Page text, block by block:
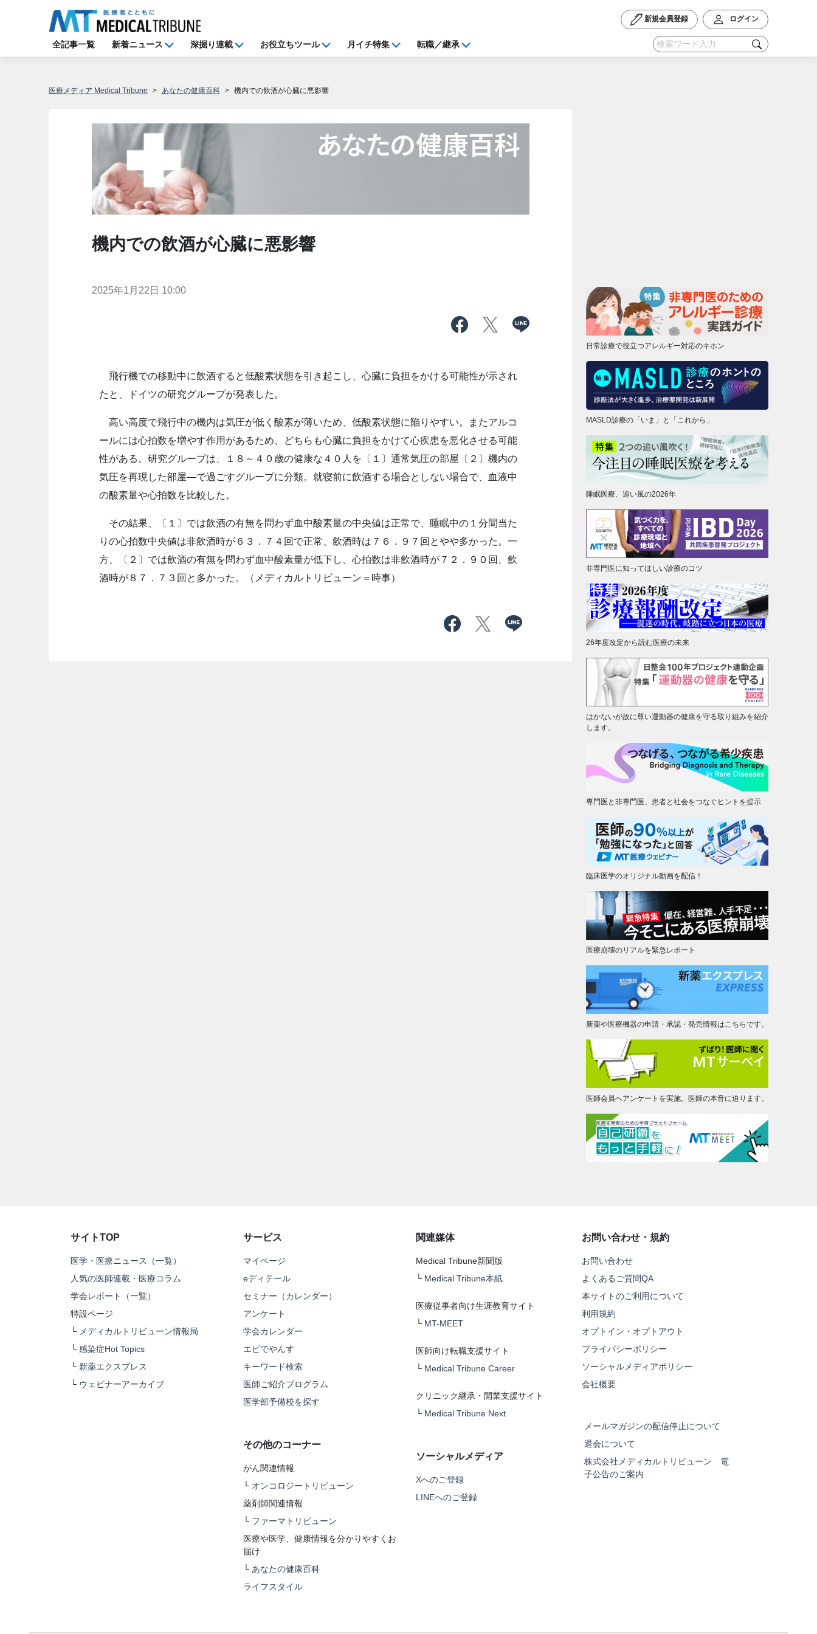
新規会員登録 ログイン
全記事一覧 新着ニュース 深掘り連載 お役立ちツール 月イチ特集 転職／継承
医療メディア Medical Tribune あなたの健康百科 機内での飲酒が心臓に悪影響
機内での飲酒が心臓に悪影響
2025年1月22日 10:00
飛行機での移動中に飲酒すると低酸素状態を引き起こし、心臓に負担をかける可能性が示され
たと、ドイツの研究グループが発表した。
高い高度で飛行中の機内は気圧が低く酸素が薄いため、低酸素状態に陥りやすい。またアルコ
ールには心拍数を増やす作用があるため、どちらも心臓に負担をかけて心疾患を悪化させる可能
性がある。研究グループは、１８～４０歳の健康な４０人を〔１〕通常気圧の部屋〔２〕機内の
気圧を再現した部屋―で過ごすグループに分類。就寝前に飲酒する場合としない場合で、血液中
の酸素量や心拍数を比較した。
その結果、〔１〕では飲酒の有無を問わず血中酸素量の中央値は正常で、睡眠中の１分間当た
りの心拍数中央値は非飲酒時が６３．７４回で正常、飲酒時は７６．９７回とやや多かった。一
方、〔２〕では飲酒の有無を問わず血中酸素量が低下し、心拍数は非飲酒時が７２．９０回、飲
酒時が８７．７３回と多かった。（メディカルトリビューン＝時事）
日常診療で役立つアレルギー対応のキホン
MASLD診療の「いま」と「これから」
睡眠医療、追い風の2026年
非専門医に知ってほしい診療のコツ
26年度改定から読む医療の未来
はかないが故に尊い運動器の健康を守る取り組みを紹介
します。
専門医と非専門医、患者と社会をつなぐヒントを提示
臨床医学のオリジナル動画を配信！
医療崩壊のリアルを緊急レポート
新薬や医療機器の申請・承認・発売情報はこちらです。
医師会員へアンケートを実施。医師の本音に迫ります。
サイトTOP
医学・医療ニュース（一覧）
人気の医師連載・医療コラム
学会レポート（一覧）
特設ページ
└ メディカルトリビューン情報局
└ 感染症Hot Topics
└ 新薬エクスプレス
└ ウェビナーアーカイブ
サービス
マイページ
eディテール
セミナー（カレンダー）
アンケート
学会カレンダー
エビでやんす
キーワード検索
医師ご紹介プログラム
医学部予備校を探す
その他のコーナー
がん関連情報
└ オンコロジートリビューン
薬剤師関連情報
└ ファーマトリビューン
医療や医学、健康情報を分かりやすくお
届け
└ あなたの健康百科
ライフスタイル
関連媒体
Medical Tribune新聞版
└ Medical Tribune本紙
医療従事者向け生涯教育サイト
└ MT-MEET
医師向け転職支援サイト
└ Medical Tribune Career
クリニック継承・開業支援サイト
└ Medical Tribune Next
ソーシャルメディア
Xへのご登録
LINEへのご登録
お問い合わせ・規約
お問い合わせ
よくあるご質問QA
本サイトのご利用について
利用規約
オプトイン・オプトアウト
プライバシーポリシー
ソーシャルメディアポリシー
会社概要
メールマガジンの配信停止について
退会について
株式会社メディカルトリビューン 電
子公告のご案内